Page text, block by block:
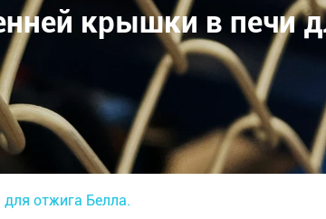
крышки в печи
отжига Белла.